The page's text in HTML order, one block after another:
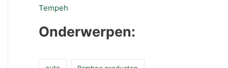
Tempeh
Onderwerpen: